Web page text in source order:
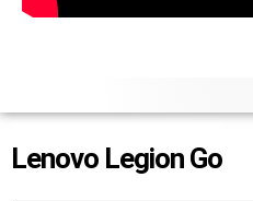
Lenovo Legion Go